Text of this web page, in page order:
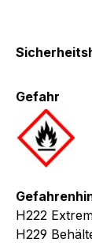
Gefahr
H222
H229